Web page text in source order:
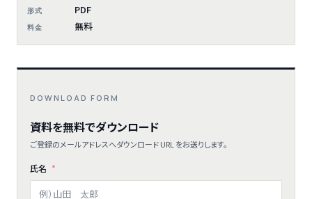
形式 PDF
料金 無料
DOWNLOAD FORM
資料を無料でダウンロード
ご登録のメールアドレスへダウンロード URL をお送りします。
氏名